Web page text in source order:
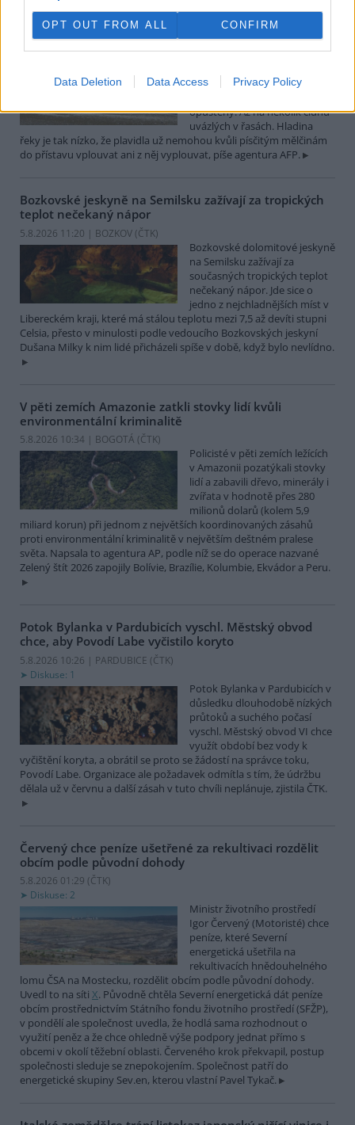
OPT OUT FROM ALL CONFIRM
Data Deletion Data Access Privacy Policy
Hladina Dunaje je na rekordním minimu; lodě uvázly,
rybáři jsou bez práce
5.8.2026 15:37 | BUKUREŠŤ (ČTK)
Diskuse: 17
rumunském městě Corabia,
opuštěný. Až na několik člunů
uvázlých v řasách. Hladina
řeky je tak nízko, že plavidla už nemohou kvůli písčitým mělčinám
do přístavu vplouvat ani z něj vyplouvat, píše agentura AFP.
Bozkovské jeskyně na Semilsku zažívají za tropických
teplot nečekaný nápor
5.8.2026 11:20 | BOZKOV (ČTK)
Bozkovské dolomitové jeskyně
na Semilsku zažívají za
současných tropických teplot
nečekaný nápor. Jde sice o
jedno z nejchladnějších míst v
Libereckém kraji, které má stálou teplotu mezi 7,5 až devíti stupni
Celsia, přesto v minulosti podle vedoucího Bozkovských jeskyní
Dušana Milky k nim lidé přicházeli spíše v době, když bylo nevlídno.
V pěti zemích Amazonie zatkli stovky lidí kvůli
environmentální kriminalitě
5.8.2026 10:34 | BOGOTÁ (ČTK)
Policisté v pěti zemích ležících
v Amazonii pozatýkali stovky
lidí a zabavili dřevo, minerály i
zvířata v hodnotě přes 280
milionů dolarů (kolem 5,9
miliard korun) při jednom z největších koordinovaných zásahů
proti environmentální kriminalitě v největším deštném pralese
světa. Napsala to agentura AP, podle níž se do operace nazvané
Zelený štít 2026 zapojily Bolívie, Brazílie, Kolumbie, Ekvádor a Peru.
Potok Bylanka v Pardubicích vyschl. Městský obvod
chce, aby Povodí Labe vyčistilo koryto
5.8.2026 10:26 | PARDUBICE (ČTK)
Diskuse: 1
Potok Bylanka v Pardubicích v
důsledku dlouhodobě nízkých
průtoků a suchého počasí
vyschl. Městský obvod VI chce
využít období bez vody k
vyčištění koryta, a obrátil se proto se žádostí na správce toku,
Povodí Labe. Organizace ale požadavek odmítla s tím, že údržbu
dělala už v červnu a další zásah v tuto chvíli neplánuje, zjistila ČTK.
Červený chce peníze ušetřené za rekultivaci rozdělit
obcím podle původní dohody
5.8.2026 01:29 (ČTK)
Diskuse: 2
Ministr životního prostředí
Igor Červený (Motoristé) chce
peníze, které Severní
energetická ušetřila na
rekultivacích hnědouhelného
lomu ČSA na Mostecku, rozdělit obcím podle původní dohody.
Uvedl to na síti X. Původně chtěla Severní energetická dát peníze
obcím prostřednictvím Státního fondu životního prostředí (SFŽP),
v pondělí ale společnost uvedla, že hodlá sama rozhodnout o
využití peněz a že chce ohledně výše podpory jednat přímo s
obcemi v okolí těžební oblasti. Červeného krok překvapil, postup
společnosti sleduje se znepokojením. Společnost patří do
energetické skupiny Sev.en, kterou vlastní Pavel Tykač.